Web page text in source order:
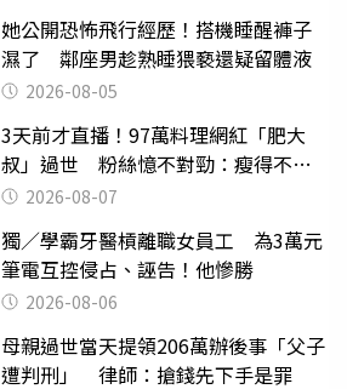
她公開恐怖飛行經歷！搭機睡醒褲子
濕了 鄰座男趁熟睡猥褻還疑留體液
2026-08-05
3天前才直播！97萬料理網紅「肥大
叔」過世 粉絲憶不對勁：瘦得不合
理 2026-08-07
獨／學霸牙醫槓離職女員工 為3萬元
筆電互控侵占、誣告！他慘勝
2026-08-06
母親過世當天提領206萬辦後事「父子
遭判刑」 律師：搶錢先下手是罪